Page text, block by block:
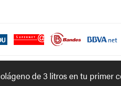
de 3 litros en tu primer